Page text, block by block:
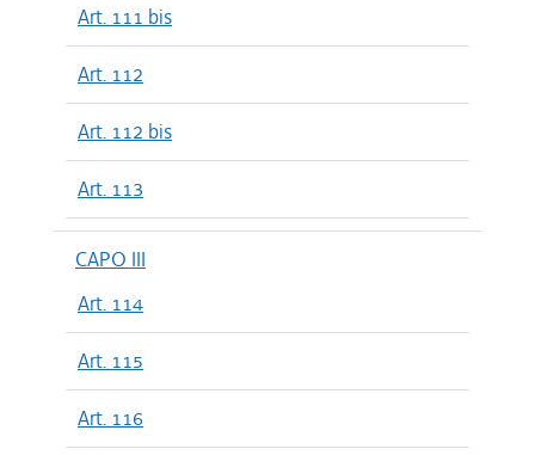
Art. 111 bis
Art. 112
Art. 112 bis
Art. 113
CAPO III
Art. 114
Art. 115
Art. 116